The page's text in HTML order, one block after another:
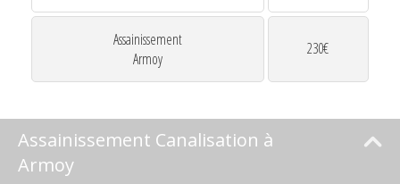
Assainissement
Armoy
230€
Assainissement Canalisation à
Armoy